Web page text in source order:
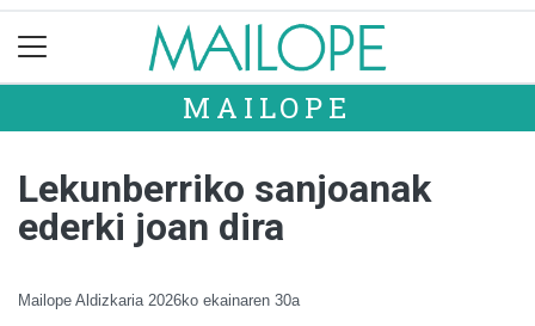
MAILOPE
Lekunberriko sanjoanak
ederki joan dira
Mailope Aldizkaria 2026ko ekainaren 30a